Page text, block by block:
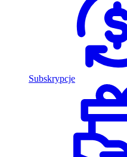
Subskrypcje